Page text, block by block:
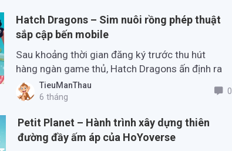
Hatch Dragons – Sim nuôi rồng phép thuật
sắp cập bến mobile
Sau khoảng thời gian đăng ký trước thu hút
hàng ngàn game thủ, Hatch Dragons ấn định ra
mắt trên cả Android lẫn iOS vào ngày
4/3/2026.
TieuManThau
6 tháng
0
Petit Planet – Hành trình xây dựng thiên
đường đầy ấm áp của HoYoverse